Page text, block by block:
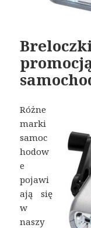
Różne
marki
samoc
hodow
e
pojawi
ają się
w
naszy